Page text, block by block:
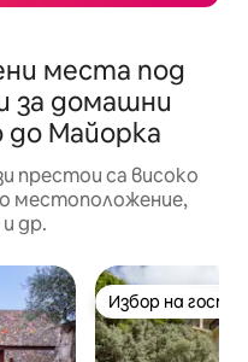
места под
за домашни
до Майорка
престои са високо
местоположение,
др.
Избор на
Избор на